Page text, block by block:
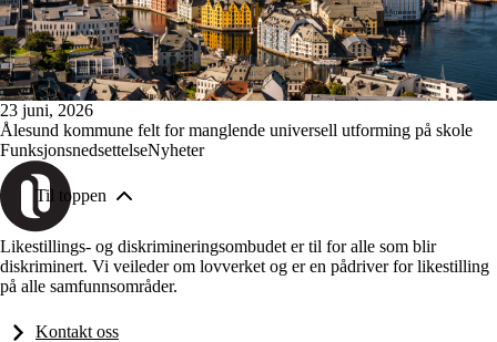
23 juni, 2026
Ålesund kommune felt for manglende universell utforming på skole
FunksjonsnedsettelseNyheter
Til toppen
Likestillings- og diskrimineringsombudet er til for alle som blir
diskriminert. Vi veileder om lovverket og er en pådriver for likestilling
på alle samfunnsområder.
Kontakt oss